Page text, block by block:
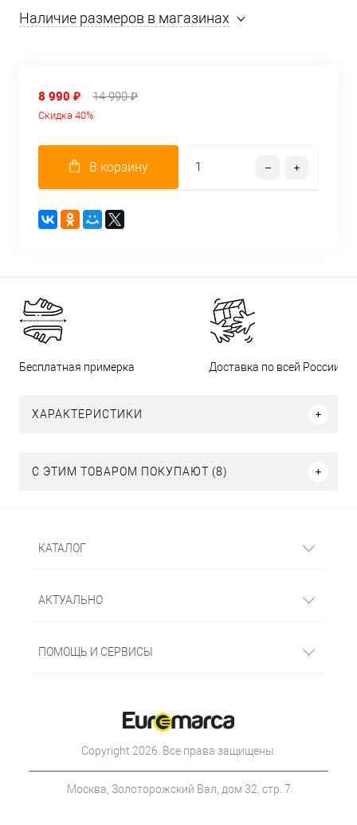
Наличие размеров в магазинах
8 990 ₽ 14 990 ₽
Скидка 40%
В корзину
Бесплатная примерка Доставка по всей России
ХАРАКТЕРИСТИКИ
С ЭТИМ ТОВАРОМ ПОКУПАЮТ (8)
КАТАЛОГ
АКТУАЛЬНО
ПОМОЩЬ И СЕРВИСЫ
Copyright 2026. Все права защищены.
Москва, Золоторожский Вал, дом 32, стр. 7